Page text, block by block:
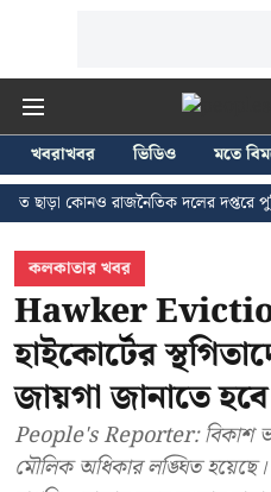
খবরাখবর ভিডিও মতে
রাজনৈতিক দলের দপ্তরে পুলিশ ঢুকতে
কলকাতার খবর
Hawker
হাইকোর্টের
জায়গা জানাতে
People's Reporter: বিকাশ
মৌলিক অধিকার লঙ্ঘিত হয়েছে।